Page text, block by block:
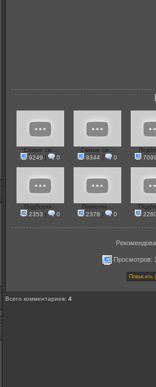
Самые см...
9249 | 0
Самые см...
8344 | 0
7099
Подборка...
2353 | 0
Приколы ...
2378 | 0
2260
Просмотров:
Всего комментариев: 4